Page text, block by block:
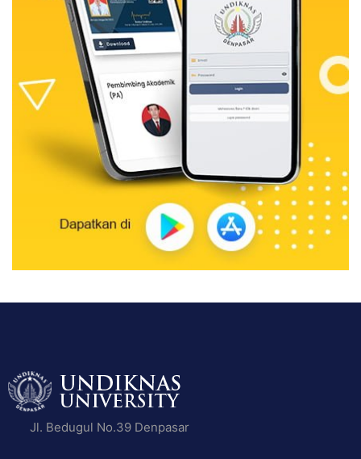
Jl. Bedugul No.39 Denpasar